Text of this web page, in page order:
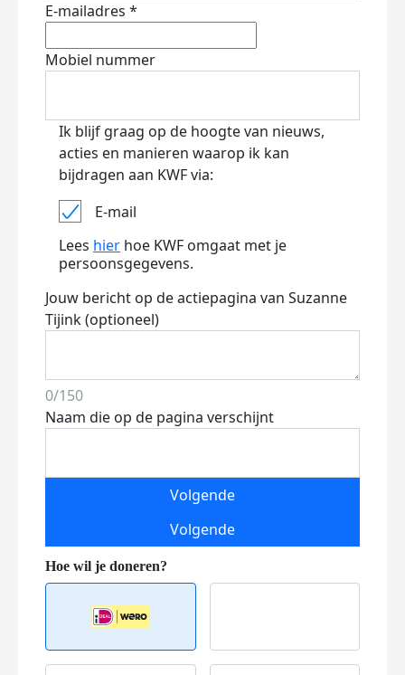
E-mailadres *
Mobiel nummer
Ik blijf graag op de hoogte van nieuws,
acties en manieren waarop ik kan
bijdragen aan KWF via:
E-mail
Lees hier hoe KWF omgaat met je
persoonsgegevens.
Jouw bericht op de actiepagina van Suzanne
Tijink (optioneel)
0/150
Naam die op de pagina verschijnt
Volgende
Volgende